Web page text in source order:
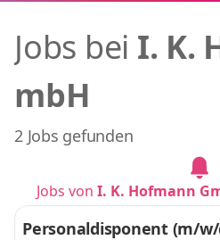
Jobs bei I. K.
mbH
2 Jobs gefunden
Jobs von I. K. Hofmann
Personaldisponent (m/